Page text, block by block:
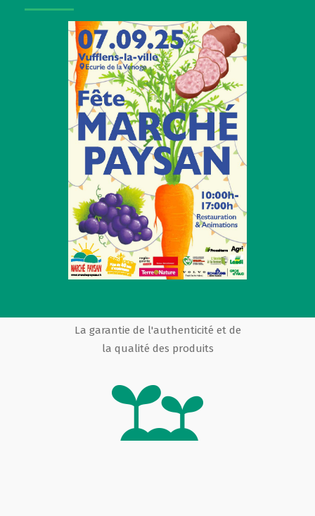
La garantie de l'authenticité et de
la qualité des produits